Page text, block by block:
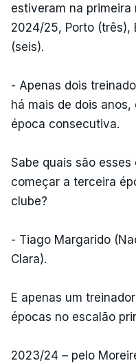
estiveram na
2024/25, Porto (três),
(seis).
- Apenas dois
há mais de dois
época consecutiva.
Sabe quais são
começar a terceira
clube?
- Tiago Margarido
Clara).
E apenas um
épocas no escalão
2023/24 – pelo